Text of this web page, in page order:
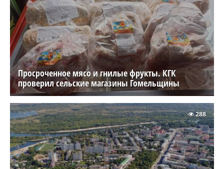
Просроченное мясо и гнилые фрукты. КГК
проверил сельские магазины Гомельщины
288